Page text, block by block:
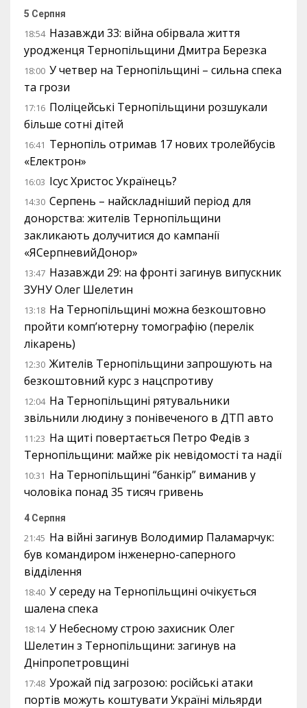
5 Серпня
18:54 Назавжди 33: війна обірвала життя
уродженця Тернопільщини Дмитра Березка
18:00 У четвер на Тернопільщині – сильна спека
та грози
17:16 Поліцейські Тернопільщини розшукали
більше сотні дітей
16:41 Тернопіль отримав 17 нових тролейбусів
«Електрон»
16:03 Ісус Христос Українець?
14:30 Серпень – найскладніший період для
донорства: жителів Тернопільщини
закликають долучитися до кампанії
«ЯСерпневийДонор»
13:47 Назавжди 29: на фронті загинув випускник
ЗУНУ Олег Шелетин
13:18 На Тернопільщині можна безкоштовно
пройти комп’ютерну томографію (перелік
лікарень)
12:30 Жителів Тернопільщини запрошують на
безкоштовний курс з нацспротиву
12:04 На Тернопільщині рятувальники
звільнили людину з понівеченого в ДТП авто
11:23 На щиті повертається Петро Федів з
Тернопільщини: майже рік невідомості та надії
10:31 На Тернопільщині “банкір” виманив у
чоловіка понад 35 тисяч гривень
4 Серпня
21:45 На війні загинув Володимир Паламарчук:
був командиром інженерно-саперного
відділення
18:40 У середу на Тернопільщині очікується
шалена спека
18:14 У Небесному строю захисник Олег
Шелетин з Тернопільщини: загинув на
Дніпропетровщині
17:48 Урожай під загрозою: російські атаки
портів можуть коштувати Україні мільярди